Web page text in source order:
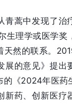
青蒿中发现了治
生理学或医学奖
天然的联系。
展的意见》提出
的《2024年医药
新药、创新医疗